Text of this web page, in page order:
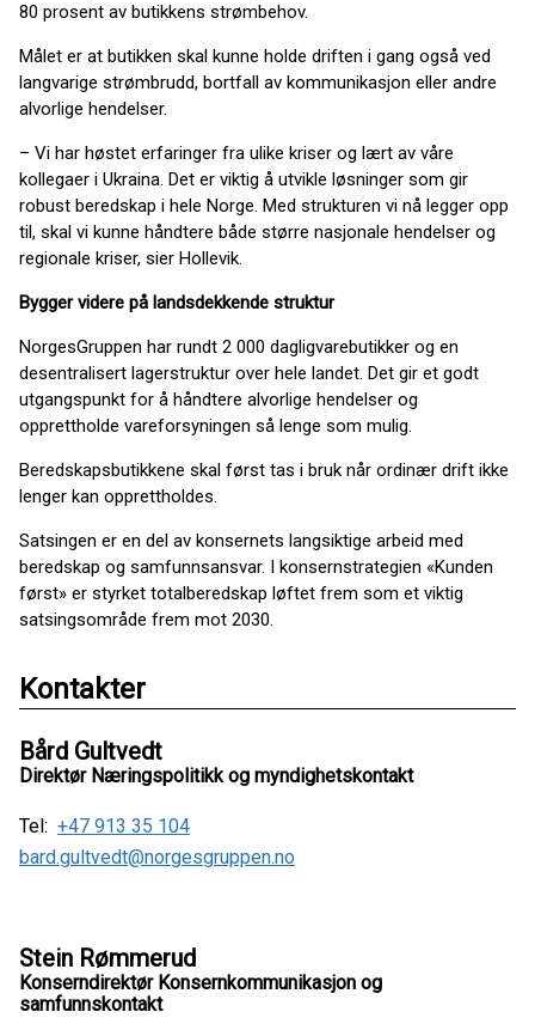
80 prosent av butikkens strømbehov.
Målet er at butikken skal kunne holde driften i gang også ved
langvarige strømbrudd, bortfall av kommunikasjon eller andre
alvorlige hendelser.
– Vi har høstet erfaringer fra ulike kriser og lært av våre
kollegaer i Ukraina. Det er viktig å utvikle løsninger som gir
robust beredskap i hele Norge. Med strukturen vi nå legger opp
til, skal vi kunne håndtere både større nasjonale hendelser og
regionale kriser, sier Hollevik.
Bygger videre på landsdekkende struktur
NorgesGruppen har rundt 2 000 dagligvarebutikker og en
desentralisert lagerstruktur over hele landet. Det gir et godt
utgangspunkt for å håndtere alvorlige hendelser og
opprettholde vareforsyningen så lenge som mulig.
Beredskapsbutikkene skal først tas i bruk når ordinær drift ikke
lenger kan opprettholdes.
Satsingen er en del av konsernets langsiktige arbeid med
beredskap og samfunnsansvar. I konsernstrategien «Kunden
først» er styrket totalberedskap løftet frem som et viktig
satsingsområde frem mot 2030.
Kontakter
Bård Gultvedt
Direktør Næringspolitikk og myndighetskontakt
Tel: +47 913 35 104
bard.gultvedt@norgesgruppen.no
Stein Rømmerud
Konserndirektør Konsernkommunikasjon og
samfunnskontakt